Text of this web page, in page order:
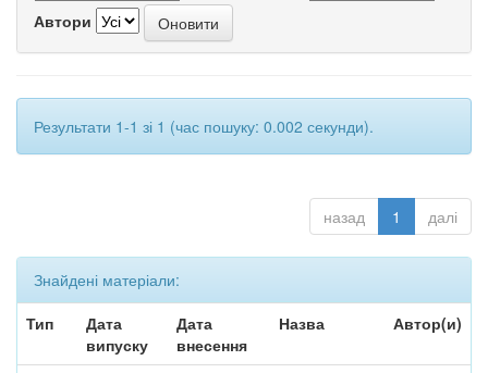
Автори
Результати 1-1 зі 1 (час пошуку: 0.002 секунди).
назад 1 далі
Знайдені матеріали:
Тип
Дата
випуску
Дата
внесення
Назва Автор(и)